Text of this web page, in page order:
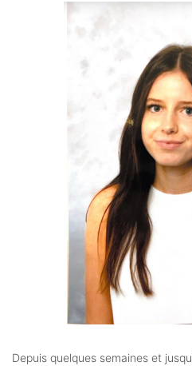
Depuis quelques semaines et